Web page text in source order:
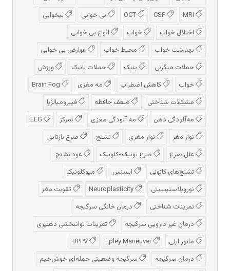
بی خوابی
بیخوابی
اختلال خواب
خواب
انواع بی خوابی
بهداشت خواب
محیط خواب
عوارض بی خوابی
حملات میگرنی
پنیک حملات پانیک
ورزش
خواب
کاهش اضطراب مه مغزی
مشکلات شناختی
ضعف حافظه
فیبرومیالژیا
مه‌آلودگی ذهن
مه‌ آلودگی مغزی تمرکز
نوار مغز
نوار مغزی تشنج
صرع بازتابی
علل صرع
صرع تونیک-کلونیک
عود تشنج
تشنج‌های کانونی
ابسنس
میوکلونیک
نوروپلاستیسیتی
تقویت مغز
تمرینات شناختی
درمان خانگی سرگیجه
درمان غیر دارویی سرگیجه
تمرینات توانبخشی دهلیزی
مانور اپلی
درمان سرگیجه
سرگیجه وضعیتی حمله‌ای خوش‌خیم